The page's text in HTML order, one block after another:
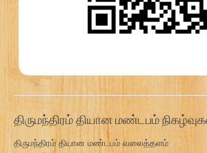
திருமந்திரம் தியான மண்டபம்
திருமந்திரம் தியான மண்டபம் வலைத்தளம்